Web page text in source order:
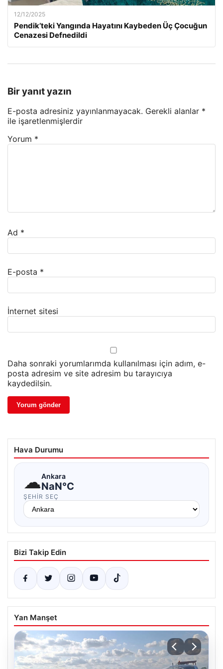
12/12/2025
Pendik’teki Yangında Hayatını Kaybeden Üç Çocuğun
Cenazesi Defnedildi
Bir yanıt yazın
E-posta adresiniz yayınlanmayacak. Gerekli alanlar *
ile işaretlenmişlerdir
Yorum *
Ad *
E-posta *
İnternet sitesi
Daha sonraki yorumlarımda kullanılması için adım, e-
posta adresim ve site adresim bu tarayıcıya
kaydedilsin.
Hava Durumu
☁Ankara
NaN°C
ŞEHIR SEÇ
Bizi Takip Edin
Yan Manşet